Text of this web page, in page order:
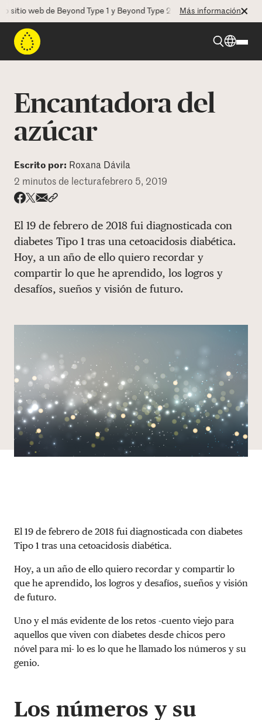
web de Beyond Type 1 y Beyond Type 2! La CEO Deborah Dugan
Más información
Programas
Quienes somos
DONAR
Encantadora del
azúcar
Escrito por: Roxana Dávila
2 minutos de lecturafebrero 5, 2019
El 19 de febrero de 2018 fui diagnosticada con
diabetes Tipo 1 tras una cetoacidosis diabética.
Hoy, a un año de ello quiero recordar y
compartir lo que he aprendido, los logros y
desafíos, sueños y visión de futuro.
El 19 de febrero de 2018 fui diagnosticada con diabetes
Tipo 1 tras una cetoacidosis diabética.
Hoy, a un año de ello quiero recordar y compartir lo
que he aprendido, los logros y desafíos, sueños y visión
de futuro.
Uno y el más evidente de los retos -cuento viejo para
aquellos que viven con diabetes desde chicos pero
nóvel para mi- lo es lo que he llamado los números y su
genio.
Los números y su